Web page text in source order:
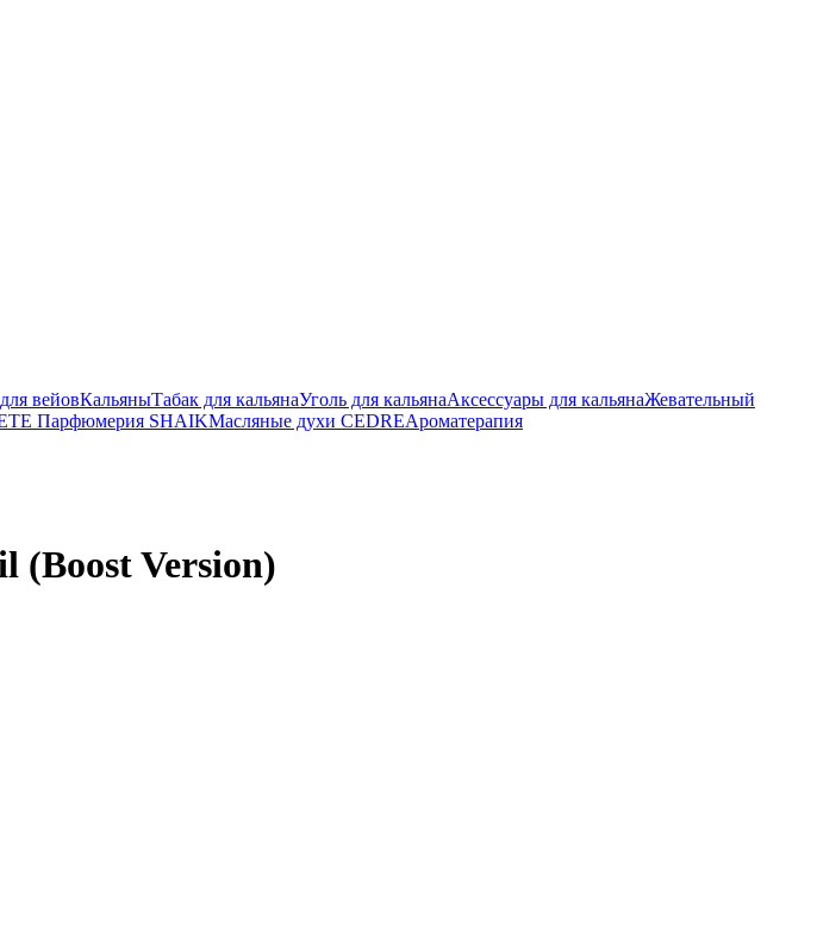
вейовКальяныТабак для кальянаУголь для кальянаАксессуары для кальянаЖевательный
Парфюмерия SHAIKМасляные духи CEDREАроматерапия
(Boost Version)